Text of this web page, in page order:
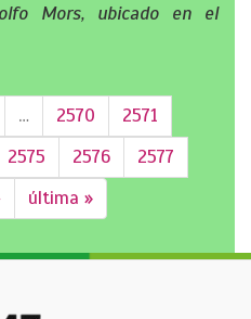
Mors, ubicado en el
… 2570
2571
2575 2576
2577
última »